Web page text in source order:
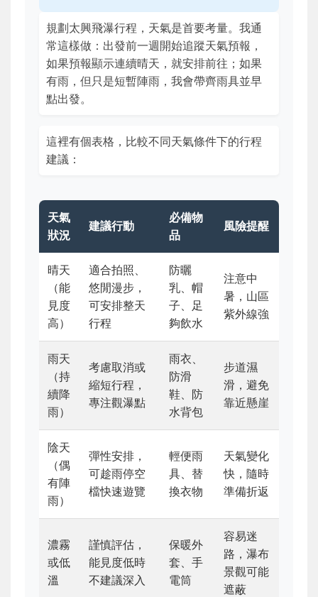
規劃太興飛瀑行程，天氣是首要考量。我通
常這樣做：出發前一週開始追蹤天氣預報，
如果預報顯示連續晴天，就安排前往；如果
有雨，但只是短暫陣雨，我會帶齊雨具並早
點出發。
這裡有個表格，比較不同天氣條件下的行程
建議：
天氣
狀況
建議行動
必備物
品
風險提醒
晴天
（能
見度
高）
適合拍照、
悠閒漫步，
可安排整天
行程
防曬
乳、帽
子、足
夠飲水
注意中
暑，山區
紫外線強
雨天
（持
續降
雨）
考慮取消或
縮短行程，
專注觀瀑點
雨衣、
防滑
鞋、防
水背包
步道濕
滑，避免
靠近懸崖
陰天
（偶
有陣
雨）
彈性安排，
可趁雨停空
檔快速遊覽
輕便雨
具、替
換衣物
天氣變化
快，隨時
準備折返
濃霧
或低
溫
謹慎評估，
能見度低時
不建議深入
保暖外
套、手
電筒
容易迷
路，瀑布
景觀可能
遮蔽